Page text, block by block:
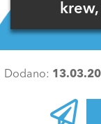
Dodano: